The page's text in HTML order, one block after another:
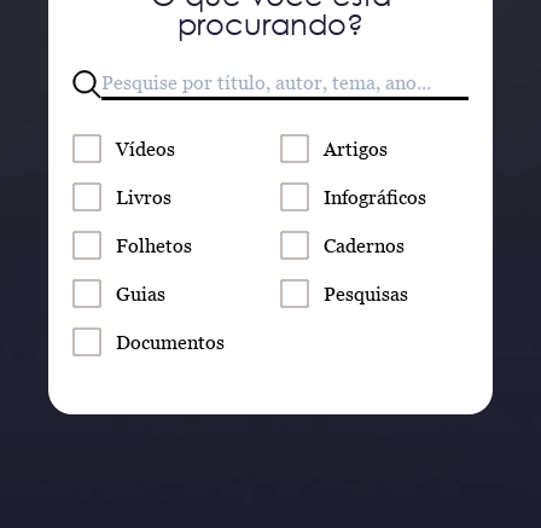
procurando?
Vídeos Artigos
Livros Infográficos
Folhetos Cadernos
Guias Pesquisas
Documentos